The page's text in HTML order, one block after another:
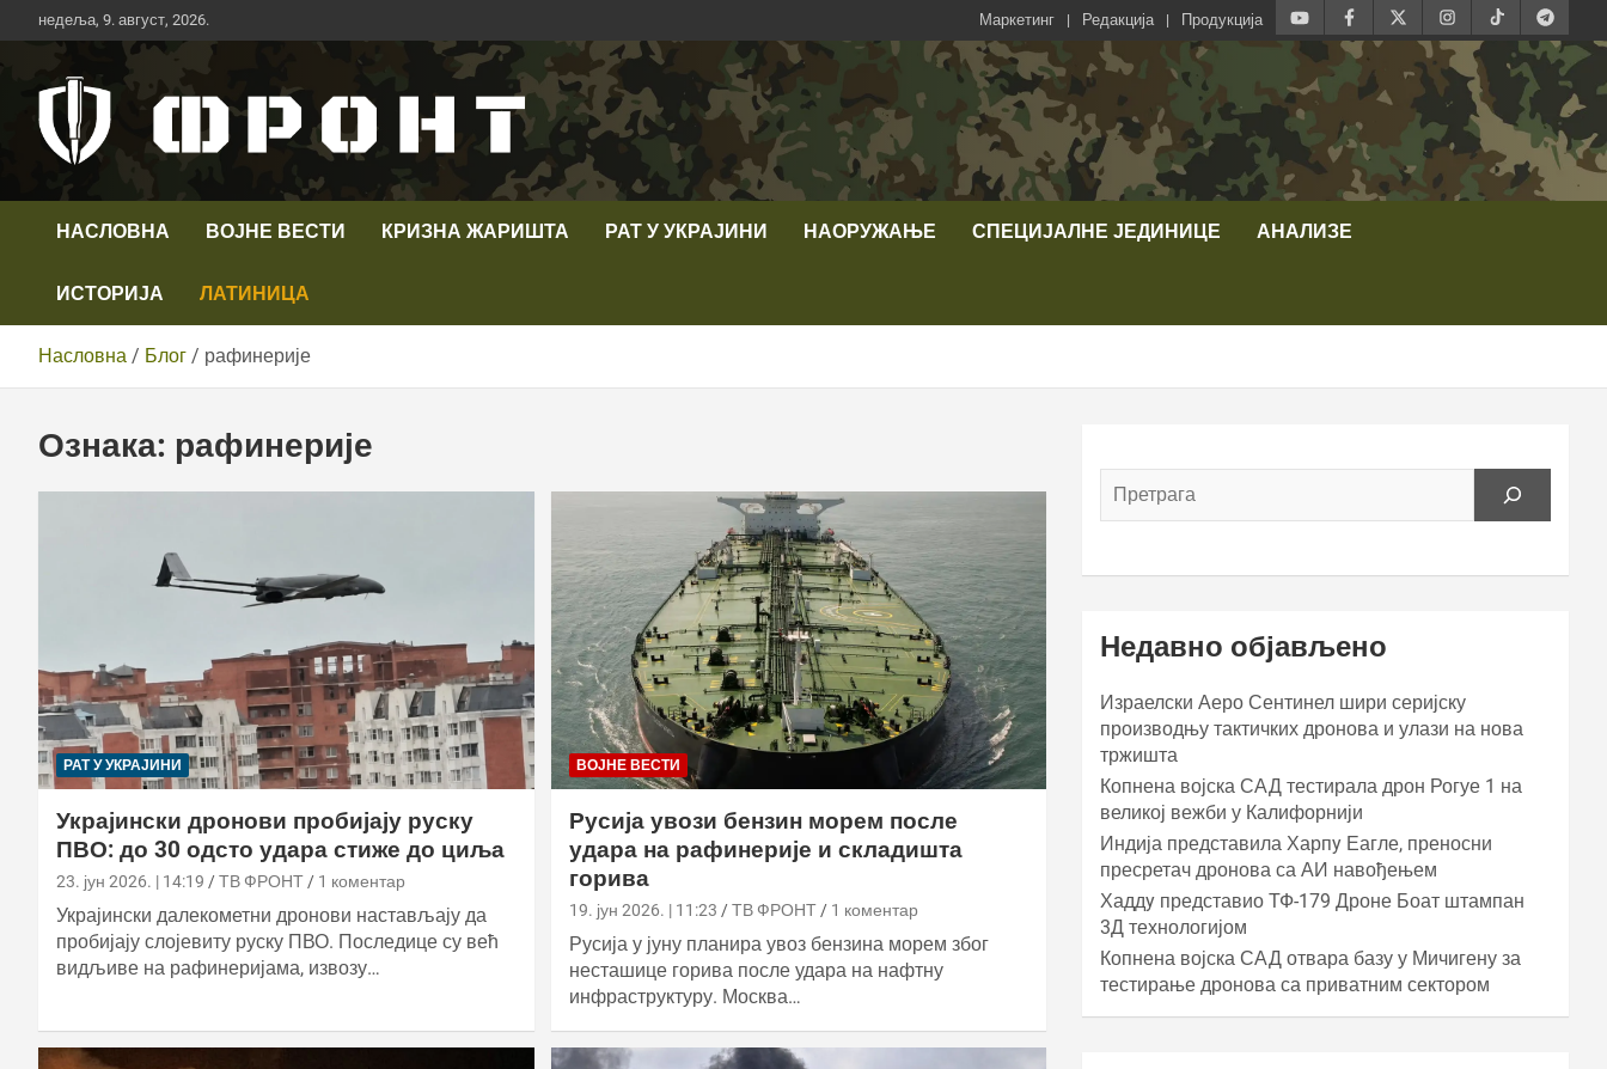
Скип
то
недеља, 9. август, 2026. Маркетинг Редакција Продукција
Телевизија ФРОНТ
НАСЛОВНА ВОЈНЕ ВЕСТИ КРИЗНА ЖАРИШТА РАТ У УКРАЈИНИ НАОРУЖАЊЕ СПЕЦИЈАЛНЕ ЈЕДИНИЦЕ АНАЛИЗЕ
ИСТОРИЈА ЛАТИНИЦА
Насловна Блог рафинерије
Ознака: рафинерије
РАТ У УКРАЈИНИ
Украјински дронови пробијају руску
ПВО: до 30 одсто удара стиже до циља
23. јун 2026. | 14:19 ТВ ФРОНТ 1 коментар
Украјински далекометни дронови настављају да
пробијају слојевиту руску ПВО. Последице су већ
видљиве на рафинеријама, извозу…
ВОЈНЕ ВЕСТИ
Русија увози бензин морем после
удара на рафинерије и складишта
горива
19. јун 2026. | 11:23 ТВ ФРОНТ 1 коментар
Русија у јуну планира увоз бензина морем због
несташице горива после удара на нафтну
инфраструктуру. Москва…
Недавно објављено
Израелски Аеро Сентинел шири серијску
производњу тактичких дронова и улази на нова
тржишта
Копнена војска САД тестирала дрон Рогуе 1 на
великој вежби у Калифорнији
Индија представила Харпy Еагле, преносни
пресретач дронова са АИ навођењем
Хаддy представио ТФ-179 Дроне Боат штампан
3Д технологијом
Копнена војска САД отвара базу у Мичигену за
тестирање дронова са приватним сектором